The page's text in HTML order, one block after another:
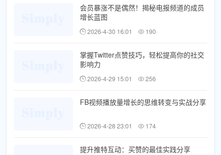
会员暴涨不是偶然！揭秘电报频道的成员
增长蓝图
2026-4-30 16:01 190
掌握Twitter点赞技巧，轻松提高你的社交
影响力
2026-4-29 15:01 256
FB视频播放量增长的思维转变与实战分享
2026-4-28 23:01 174
提升推特互动：买赞的最佳实践分享